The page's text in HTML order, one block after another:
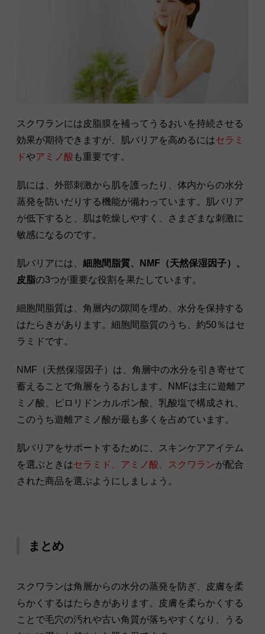
スクワランには皮脂膜を補ってうるおいを持続させる
効果が期待できますが、肌バリアを高めるにはセラミ
ドやアミノ酸 も重要です。
肌には、外部刺激から肌を護ったり、体内からの水分
蒸発を防いだりする機能が備わっています。肌バリア
が低下すると、肌は乾燥しやすく、さまざまな刺激に
敏感になるのです。
肌バリアには、 細胞間脂質、NMF（天然保湿因子）、
皮脂の3つが重要な役割を果たしています。
細胞間脂質は、角層内の隙間を埋め、水分を保持する
はたらきがあります。細胞間脂質のうち、約50％はセ
ラミドです。
NMF（天然保湿因子）は、角層中の水分を引き寄せて
蓄えることで角層をうるおします。NMFは主に遊離ア
ミノ酸、ピロリドンカルボン酸、乳酸塩で構成され、
このうち遊離アミノ酸が最も多くを占めています。
肌バリアをサポートするために、スキンケアアイテム
を選ぶときはセラミド、アミノ酸、スクワランが配合
された商品を選ぶようにしましょう。
まとめ
スクワランは角層からの水分の蒸発を防ぎ、皮膚を柔
らかくするはたらきがあります。皮膚を柔らかくする
ことで毛穴の汚れや古い角質が落ちやすくなり、うる